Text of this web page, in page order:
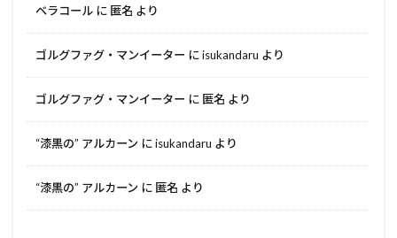
ベラコール に 匿名 より
ゴルグファグ・マンイーター にisukandaru より
ゴルグファグ・マンイーター に 匿名 より
“漆黒の” アルカーン にisukandaru より
“漆黒の” アルカーン に 匿名 より